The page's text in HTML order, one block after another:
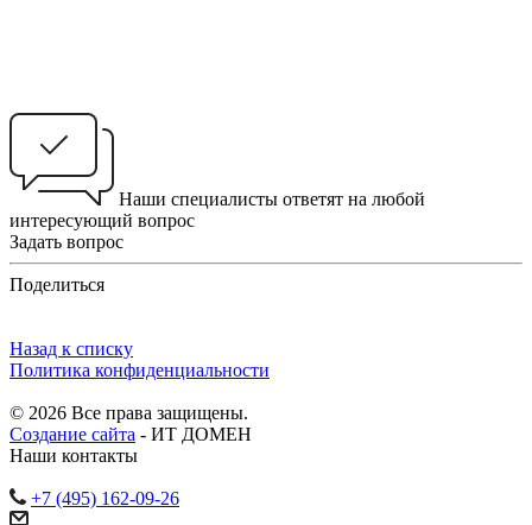
Наши специалисты ответят на любой
интересующий вопрос
Задать вопрос
Поделиться
Назад к списку
Политика конфиденциальности
© 2026 Все права защищены.
Создание сайта - ИТ ДОМЕН
Наши контакты
+7 (495) 162-09-26